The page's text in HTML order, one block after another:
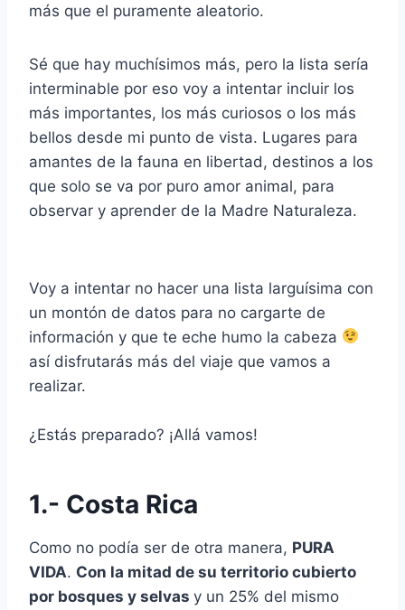
más que el puramente aleatorio.
Sé que hay muchísimos más, pero la lista sería
interminable por eso voy a intentar incluir los
más importantes, los más curiosos o los más
bellos desde mi punto de vista. Lugares para
amantes de la fauna en libertad, destinos a los
que solo se va por puro amor animal, para
observar y aprender de la Madre Naturaleza.
Voy a intentar no hacer una lista larguísima con
un montón de datos para no cargarte de
información y que te eche humo la cabeza
así disfrutarás más del viaje que vamos a
realizar.
¿Estás preparado? ¡Allá vamos!
1.- Costa Rica
Como no podía ser de otra manera, PURA
VIDA. Con la mitad de su territorio cubierto
por bosques y selvas y un 25% del mismo